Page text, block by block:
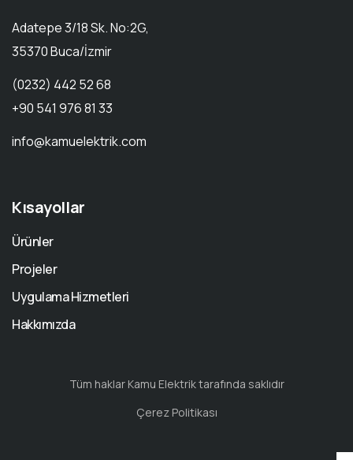
Adatepe 3/18 Sk. No:2G,
35370 Buca/İzmir
(0232) 442 52 68
+90 541 976 81 33
info@kamuelektrik.com
Kısayollar
Ürünler
Projeler
Uygulama Hizmetleri
Hakkımızda
Tüm haklar Kamu Elektrik tarafında saklıdır
Çerez Politikası